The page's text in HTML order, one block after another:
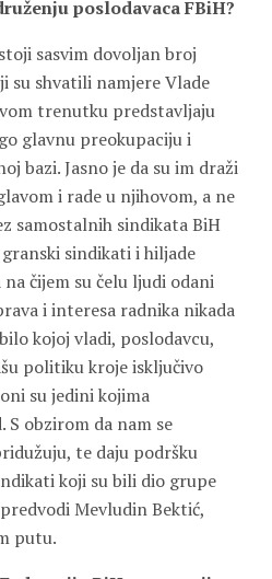
poslodavaca FBiH?
sasvim dovoljan broj
su shvatili namjere Vlade
trenutku predstavljaju
glavnu preokupaciju i
bazi. Jasno je da su im draži
i rade u njihovom, a ne
samostalnih sindikata BiH
sindikati i hiljade
čijem su čelu ljudi odani
i interesa radnika nikada
kojoj vladi, poslodavcu,
politiku kroje isključivo
su jedini kojima
S obzirom da nam se
te daju podršku
koji su bili dio grupe
Mevludin Bektić,
putu.